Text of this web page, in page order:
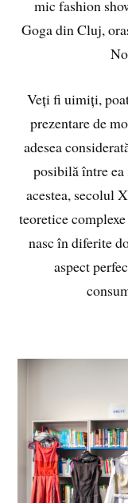
mic fashion
Goga din Cluj,
Veți fi uimiți,
prezentare de
adesea
posibilă între ea
acestea, secolul
teoretice
nasc în diferite
aspect